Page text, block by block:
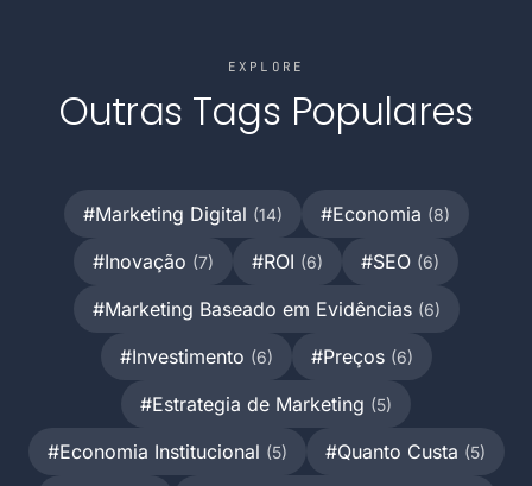
EXPLORE
Outras Tags Populares
#Marketing Digital (14) #Economia (8)
#Inovação (7) #ROI (6) #SEO (6)
#Marketing Baseado em Evidências (6)
#Investimento (6) #Preços (6)
#Estrategia de Marketing (5)
#Economia Institucional (5) #Quanto Custa (5)